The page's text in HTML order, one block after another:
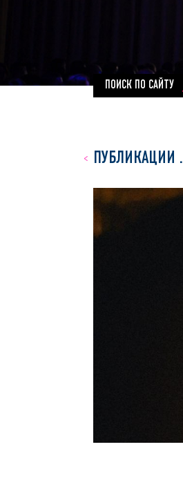
ПОИСК ПО САЙТУ
ПУБЛИКАЦИИ .